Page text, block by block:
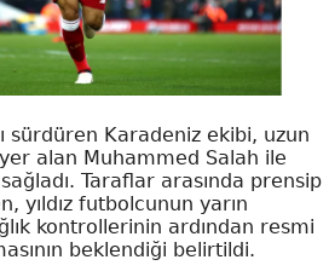
sürdüren Karadeniz ekibi, uzun
alan Muhammed Salah ile
Taraflar arasında prensip
yıldız futbolcunun yarın
kontrollerinin ardından resmi
beklendiği belirtildi.